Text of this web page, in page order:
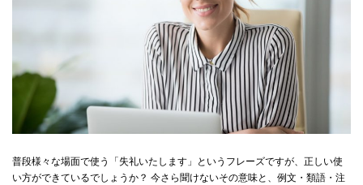
普段様々な場面で使う「失礼いたします」というフレーズですが、正しい使
い方ができているでしょうか？ 今さら聞けないその意味と、例文・類語・注